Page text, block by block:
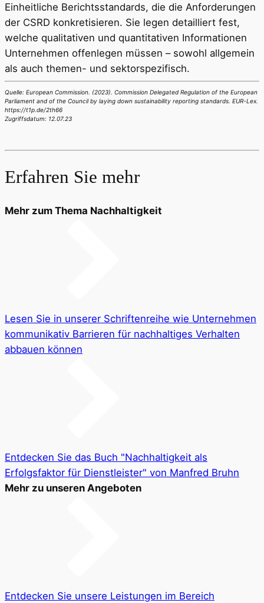
Einheitliche Berichtsstandards, die die Anforderungen
der CSRD konkretisieren. Sie legen detailliert fest,
welche qualitativen und quantitativen Informationen
Unternehmen offenlegen müssen – sowohl allgemein
als auch themen- und sektorspezifisch.
Quelle: European Commission. (2023). Commission Delegated Regulation of the European
Parliament and of the Council by laying down sustainability reporting standards. EUR-Lex.
https://t1p.de/2th66
Zugriffsdatum: 12.07.23
Erfahren Sie mehr
Mehr zum Thema Nachhaltigkeit
Lesen Sie in unserer Schriftenreihe wie Unternehmen
kommunikativ Barrieren für nachhaltiges Verhalten
abbauen können
Entdecken Sie das Buch "Nachhaltigkeit als
Erfolgsfaktor für Dienstleister" von Manfred Bruhn
Mehr zu unseren Angeboten
Entdecken Sie unsere Leistungen im Bereich